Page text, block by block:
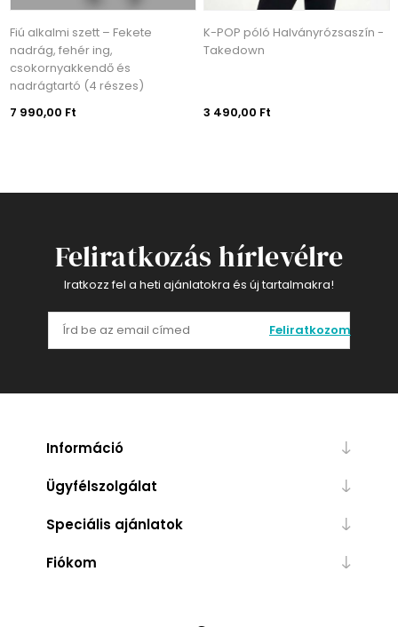
Fiú alkalmi szett – Fekete
nadrág, fehér ing,
csokornyakkendő és
nadrágtartó (4 részes)
7 990,00 Ft
K-POP póló Halványrózsaszín -
Takedown
3 490,00 Ft
Feliratkozás hírlevélre
Iratkozz fel a heti ajánlatokra és új tartalmakra!
Feliratkozom
Információ
Ügyfélszolgálat
Speciális ajánlatok
Fiókom